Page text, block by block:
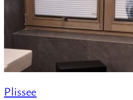
Plissee